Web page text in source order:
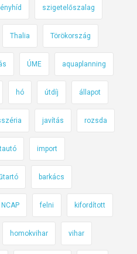
szigetelőszalag
Thalia Törökország
ÚME aquaplanning
hó útdíj állapot
javítás rozsda
import
barkács
felni kifordított
homokvihar vihar